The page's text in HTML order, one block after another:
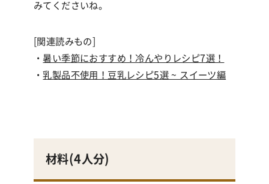
みてくださいね。
[関連読みもの]
・暑い季節におすすめ！冷んやりレシピ7選！
・乳製品不使用！豆乳レシピ5選 ~ スイーツ編
材料(4人分)